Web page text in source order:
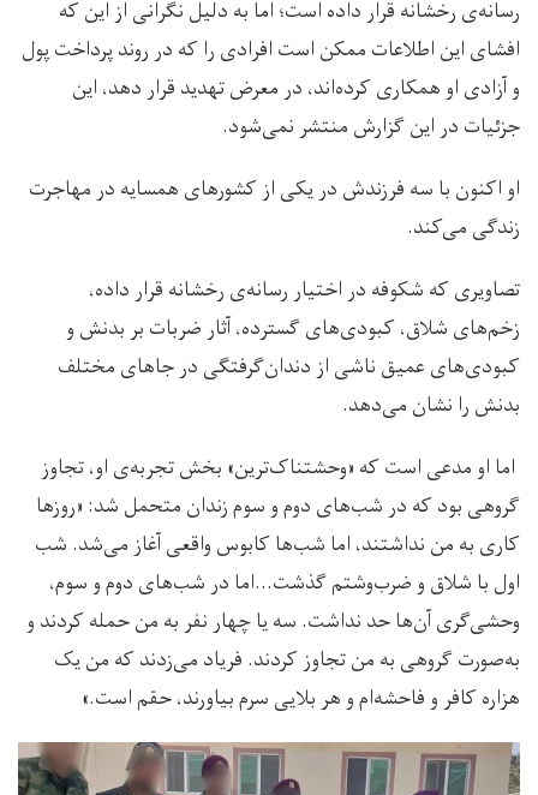
رسانه‌ی رخشانه قرار داده است؛ اما به دلیل نگرانی از این‌ که
افشای این اطلاعات ممکن است افرادی را که در روند پرداخت پول
و آزادی او همکاری کرده‌اند، در معرض تهدید قرار دهد، این
جزئیات در این گزارش منتشر نمی‌شود.
او اکنون با سه فرزندش در یکی از کشورهای همسایه در مهاجرت
زندگی می‌کند.
تصاویری که شکوفه در اختیار رسانه‌ی رخشانه قرار داده،
زخم‌های شلاق، کبودی‌های گسترده، آثار ضربات بر بدنش و
کبودی‌های عمیق ناشی از دندان‌گرفتگی در جاهای مختلف
بدنش را نشان می‌دهد.
اما او مدعی است که «وحشتناک‌ترین» بخش تجربه‌ی او، تجاوز
گروهی بود که در شب‌های دوم و سوم زندان متحمل شد: «روزها
کاری به من نداشتند، اما شب‌ها کابوس واقعی آغاز می‌شد. شب
اول با شلاق و ضرب‌وشتم گذشت…اما در شب‌های دوم و سوم،
وحشی‌گری آن‌ها حد نداشت. سه یا چهار نفر به من حمله کردند و
به‌صورت گروهی به من تجاوز کردند. فریاد می‌زدند که من یک
هزاره کافر و فاحشه‌ام و هر بلایی سرم بیاورند، حقم است.»